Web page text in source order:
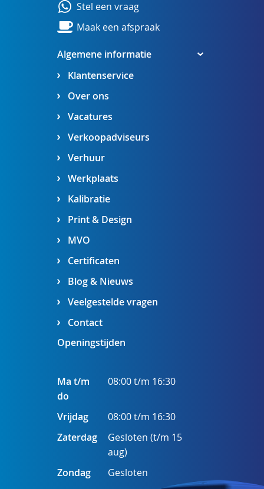
Algemene informatie
Klantenservice
Over ons
Vacatures
Verkoopadviseurs
Verhuur
Werkplaats
Kalibratie
Print & Design
MVO
Certificaten
Blog & Nieuws
Veelgestelde vragen
Contact
Stel een vraag
Maak een afspraak
Openingstijden
Ma t/m
do
08:00 t/m 16:30
Vrijdag
08:00 t/m 16:30
Zaterdag
Gesloten (t/m 15
aug)
Zondag
Gesloten